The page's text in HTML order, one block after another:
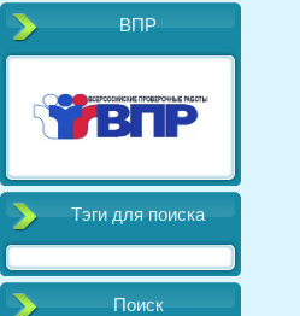
ВПР
Тэги для поиска
Поиск